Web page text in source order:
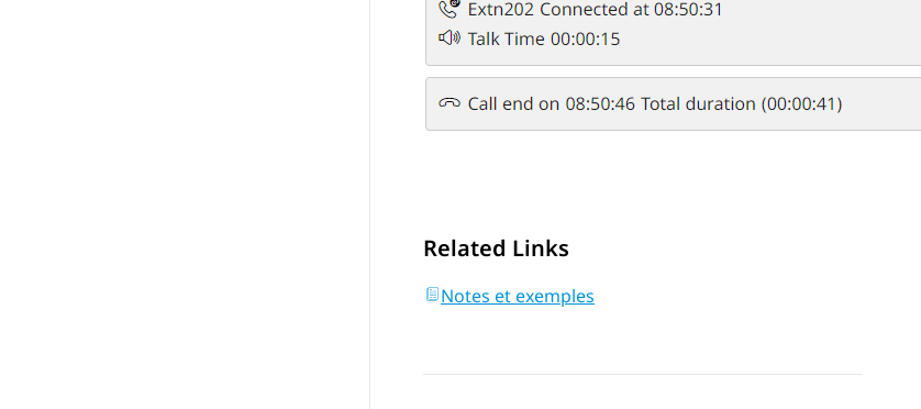
Related Links
Notes et exemples